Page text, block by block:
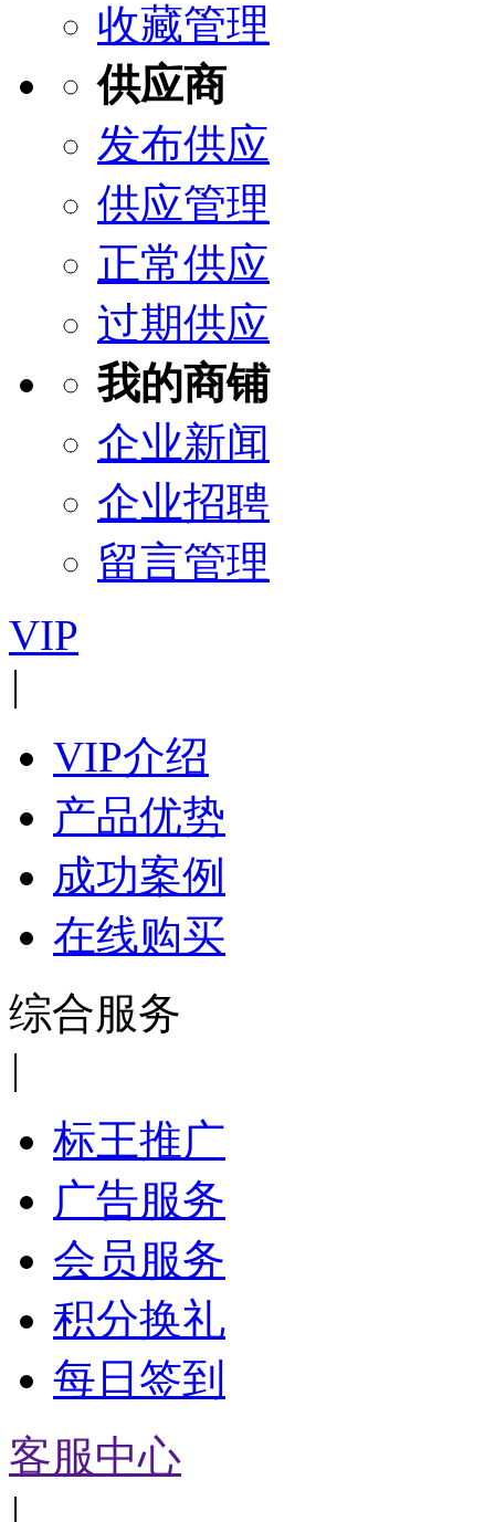
收藏管理
供应商
发布供应
供应管理
正常供应
过期供应
我的商铺
企业新闻
企业招聘
留言管理
VIP
|
VIP介绍
产品优势
成功案例
在线购买
综合服务
|
标王推广
广告服务
会员服务
积分换礼
每日签到
客服中心
|